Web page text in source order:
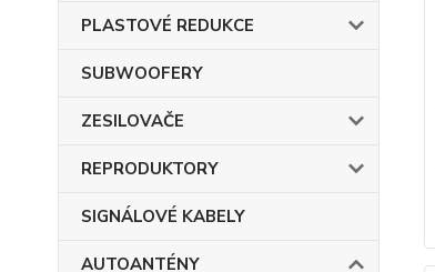
PLASTOVÉ REDUKCE
SUBWOOFERY
ZESILOVAČE
REPRODUKTORY
SIGNÁLOVÉ KABELY
AUTOANTÉNY